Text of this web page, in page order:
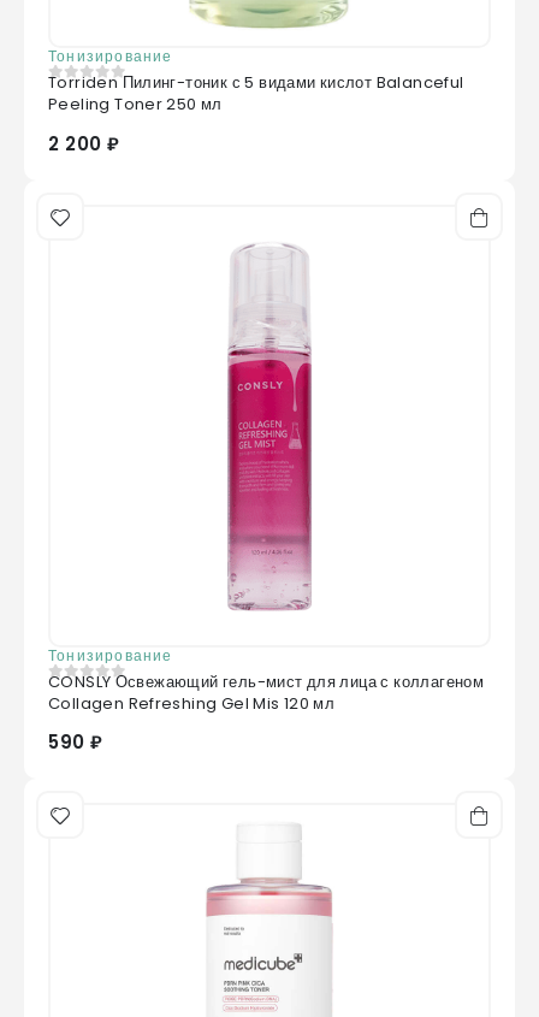
Тонизирование
0 из 5
Torriden Пилинг-тоник с 5 видами кислот Balanceful
Peeling Toner 250 мл
2 200 ₽
Тонизирование
0из 5
CONSLY Освежающий гель-мист для лица с коллагеном
Collagen Refreshing Gel Mis 120 мл
590 ₽